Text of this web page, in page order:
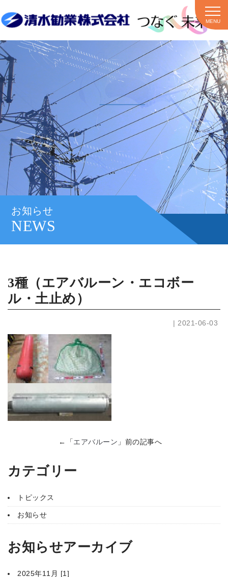
MENU
お知らせ
NEWS
3種（エアバルーン・エコボー
ル・土止め）
| 2021-06-03
←「エアバルーン 」前の記事へ
カテゴリー
トピックス
お知らせ
お知らせアーカイブ
2025年11月 [1]